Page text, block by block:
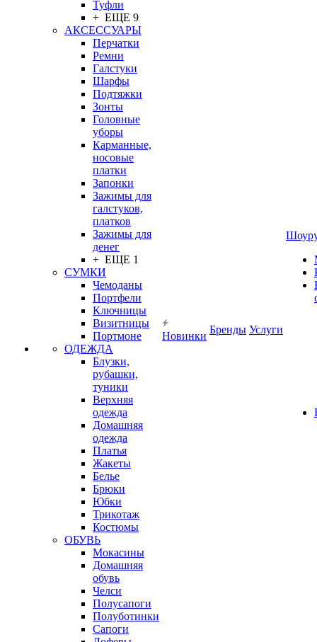
Туфли
+ ЕЩЕ 9
АКСЕССУАРЫ
Перчатки
Ремни
Галстуки
Шарфы
Подтяжки
Зонты
Головные
уборы
Карманные,
носовые
платки
Запонки
Зажимы для
галстуков,
платков
Зажимы для
денег
+ ЕЩЕ 1
СУМКИ
Чемоданы
Портфели
Ключницы
Визитницы
Портмоне
ОДЕЖДА
Блузки,
рубашки,
туники
Верхняя
одежда
Домашняя
одежда
Платья
Жакеты
Белье
Брюки
Юбки
Трикотаж
Костюмы
ОБУВЬ
Мокасины
Домашняя
обувь
Челси
Полусапоги
Полуботинки
Сапоги
Новинки
Бренды Услуги